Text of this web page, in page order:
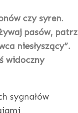
czy syren.
pasów, patrz
niesłyszący”.
widoczny
sygnałów